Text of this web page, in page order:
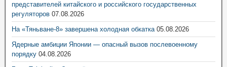
представителей китайского и российского государственных
регуляторов 07.08.2026
На «Тяньване-8» завершена холодная обкатка 05.08.2026
Ядерные амбиции Японии — опасный вызов послевоенному
порядку 04.08.2026